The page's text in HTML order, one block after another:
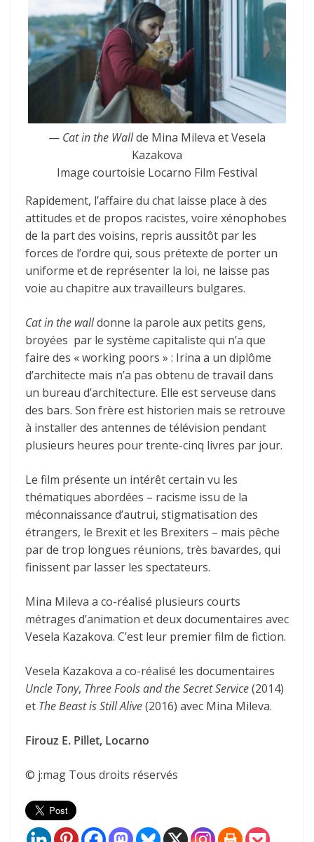
— Cat in the Wallde Mina Mileva et Vesela
Kazakova
Image courtoisie Locarno Film Festival
Rapidement, l’affaire du chat laisse place à des
attitudes et de propos racistes, voire xénophobes
de la part des voisins, repris aussitôt par les
forces de l’ordre qui, sous prétexte de porter un
uniforme et de représenter la loi, ne laisse pas
voie au chapitre aux travailleurs bulgares.
Cat in the walldonne la parole aux petits gens,
broyées par le système capitaliste qui n’a que
faire des « working poors » : Irina a un diplôme
d’architecte mais n’a pas obtenu de travail dans
un bureau d’architecture. Elle est serveuse dans
des bars. Son frère est historien mais se retrouve
à installer des antennes de télévision pendant
plusieurs heures pour trente-cinq livres par jour.
Le film présente un intérêt certain vu les
thématiques abordées – racisme issu de la
méconnaissance d’autrui, stigmatisation des
étrangers, le Brexit et les Brexiters – mais pêche
par de trop longues réunions, très bavardes, qui
finissent par lasser les spectateurs.
Mina Mileva a co-réalisé plusieurs courts
métrages d’animation et deux documentaires avec
Vesela Kazakova. C’est leur premier film de fiction.
Vesela Kazakova a co-réalisé les documentaires
Uncle Tony, Three Fools and the Secret Service(2014)
et The Beast is Still Alive(2016) avec Mina Mileva.
Firouz E. Pillet, Locarno
© j:mag Tous droits réservés